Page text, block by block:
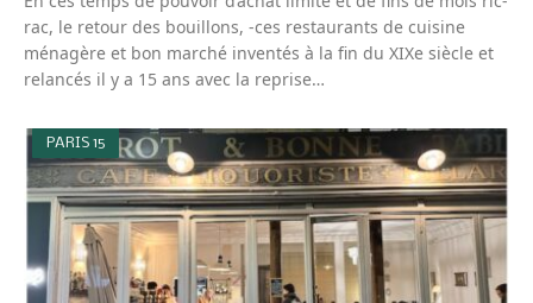
rac, le retour des bouillons, -ces restaurants de cuisine
ménagère et bon marché inventés à la fin du XIXe siècle et
relancés il y a 15 ans avec la reprise…
PARIS 15